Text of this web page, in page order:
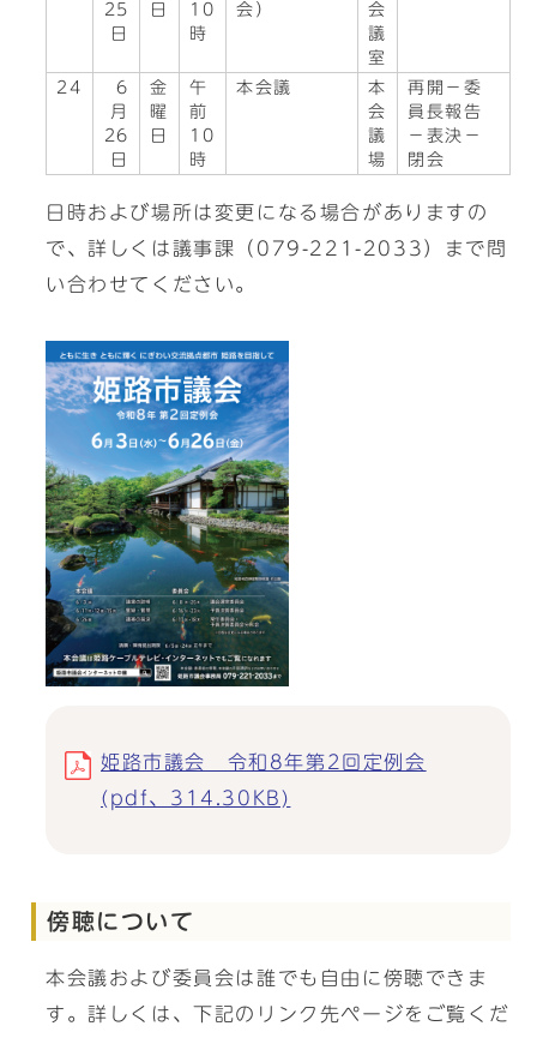
25
日
日
10
時
会）
会
議
室
24
6
月
26
日
金
曜
日
午
前
10
時
本会議
本
会
議
場
再開－委
員長報告
－表決－
閉会
日時および場所は変更になる場合がありますの
で、詳しくは議事課（079-221-2033）まで問
い合わせてください。
姫路市議会 令和8年第2回定例会
(pdf、314.30KB)
傍聴について
本会議および委員会は誰でも自由に傍聴できま
す。詳しくは、下記のリンク先ページをご覧くだ